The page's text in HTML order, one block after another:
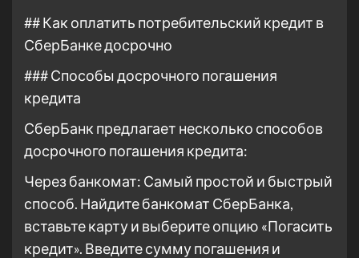
## Как оплатить потребительский кредит в
СберБанке досрочно
### Способы досрочного погашения
кредита
СберБанк предлагает несколько способов
досрочного погашения кредита:
Через банкомат: Самый простой и быстрый
способ. Найдите банкомат СберБанка,
вставьте карту и выберите опцию «Погасить
кредит». Введите сумму погашения и